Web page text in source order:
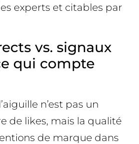
experts et citables par
vs. signaux
qui compte
n’est pas un
de likes, mais la qualité
de marque dans